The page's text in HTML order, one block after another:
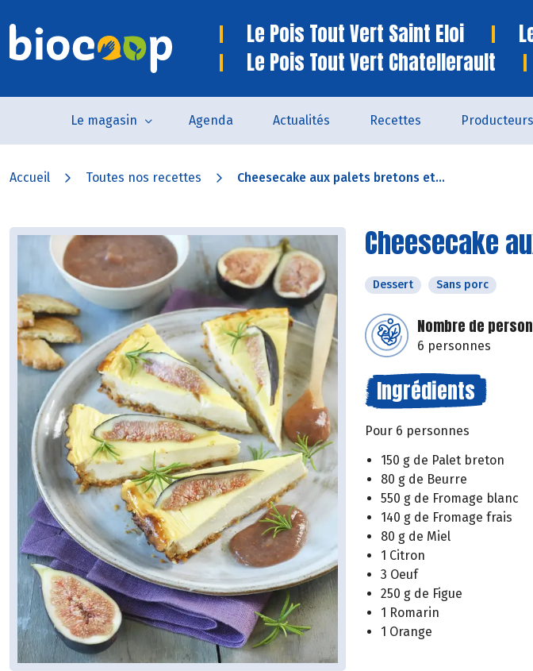
Le Pois Tout Vert Saint Eloi
Le Pois Tout Vert Chatellerault
Le magasin Agenda Actualités Recettes Producteurs
Accueil Toutes nos recettes Cheesecake aux palets bretons et...
Cheesecake
Dessert Sans porc
Nombre de
6 personnes
Ingrédients
Pour 6 personnes
150 g de Palet breton
80 g de Beurre
550 g de Fromage blanc
140 g de Fromage frais
80 g de Miel
1 Citron
3 Oeuf
250 g de Figue
1 Romarin
1 Orange